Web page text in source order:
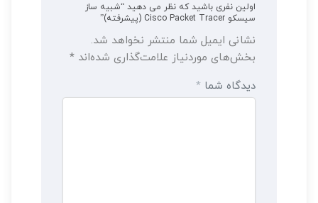
اولین نفری باشید که نظر می دهید “شبیه ساز
سیسکو Cisco Packet Tracer (پیشرفته)”
نشانی ایمیل شما منتشر نخواهد شد.
بخش‌های موردنیاز علامت‌گذاری شده‌اند *
دیدگاه شما *